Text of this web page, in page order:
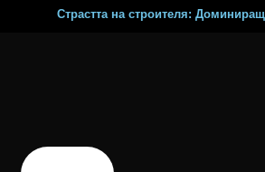
Страстта на строителя: